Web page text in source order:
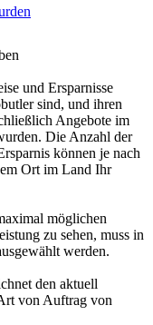
und Ersparnisse
sind, und ihren
Angebote im
Die Anzahl der
können je nach
Ort im Land Ihr
möglichen
zu sehen, muss in
werden.
den aktuell
von Auftrag von